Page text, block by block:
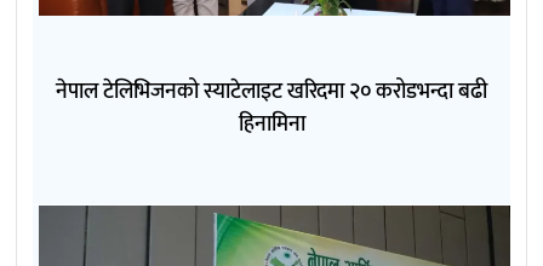
नेपाल टेलिभिजनको स्याटेलाइट खरिदमा २० करोडभन्दा बढी
हिनामिना